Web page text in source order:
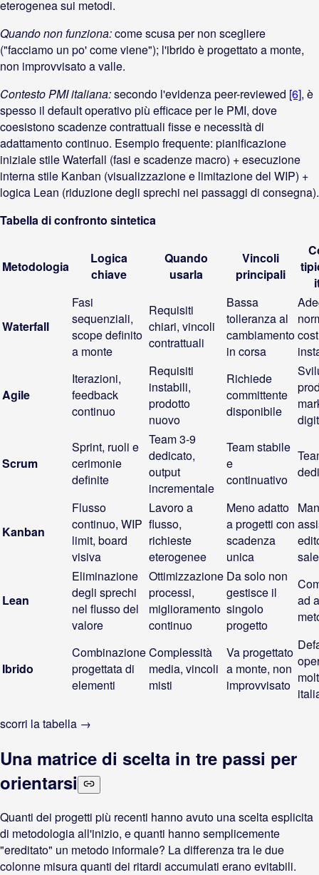
eterogenea sui metodi.
Quando non funziona:come scusa per non scegliere
("facciamo un po' come viene"); l'ibrido è progettato a monte,
non improvvisato a valle.
Contesto PMI italiana:secondo l'evidenza peer-reviewed [6], è
spesso il default operativo più efficace per le PMI, dove
coesistono scadenze contrattuali fisse e necessità di
adattamento continuo. Esempio frequente: pianificazione
iniziale stile Waterfall (fasi e scadenze macro) + esecuzione
interna stile Kanban (visualizzazione e limitazione del WIP) +
logica Lean (riduzione degli sprechi nei passaggi di consegna).
Tabella di confronto sintetica
Metodologia
Logica
chiave
Quando
usarla
Vincoli
principali
Waterfall
Fasi
sequenziali,
scope definito
a monte
Requisiti
chiari, vincoli
contrattuali
Bassa
tolleranza al
cambiamento
in corsa
Agile
Iterazioni,
feedback
continuo
Requisiti
instabili,
prodotto
nuovo
Richiede
committente
disponibile
Scrum
Sprint, ruoli e
cerimonie
definite
Team 3-9
dedicato,
output
incrementale
Team stabile
e
continuativo
Kanban
Flusso
continuo, WIP
limit, board
visiva
Lavoro a
flusso,
richieste
eterogenee
Meno adatto
a progetti con
scadenza
unica
Lean
Eliminazione
degli sprechi
nel flusso del
valore
Ottimizzazione
processi,
miglioramento
continuo
Da solo non
gestisce il
singolo
progetto
ad
Ibrido
Combinazione
progettata di
elementi
Complessità
media, vincoli
misti
Va progettato
a monte, non
improvvisato
scorri la tabella →
Una matrice di scelta in tre passi per
orientarsi
Quanti dei progetti più recenti hanno avuto una scelta esplicita
di metodologia all'inizio, e quanti hanno semplicemente
"ereditato" un metodo informale? La differenza tra le due
colonne misura quanti dei ritardi accumulati erano evitabili.